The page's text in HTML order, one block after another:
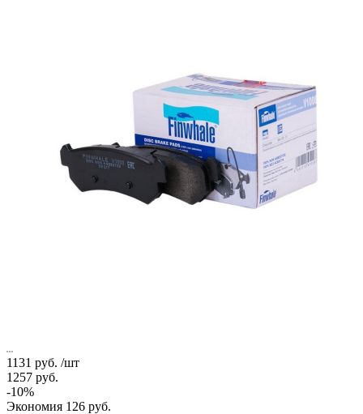
1131 руб. /шт
1257 руб.
-10%
Экономия 126 руб.